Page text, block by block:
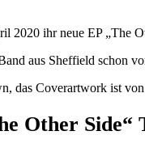
2020 ihr neue EP „The
aus Sheffield schon
das Coverartwork ist
Other Side“